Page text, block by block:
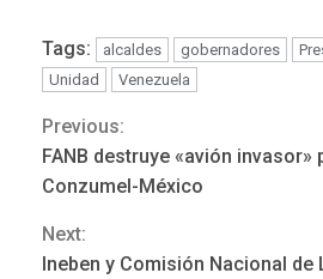
Tags: alcaldes gobernadores
Unidad
Venezuela
Continue
Reading
Previous:
FANB destruye «avión invasor»
Conzumel-México
Next:
Ineben y Comisión Nacional de